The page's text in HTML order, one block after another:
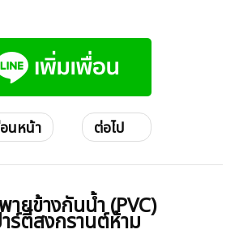
นหน้า ต่อไป
ายข้างกันน้ำ (PVC)
ร์ตี้สงกรานต์ห้าม